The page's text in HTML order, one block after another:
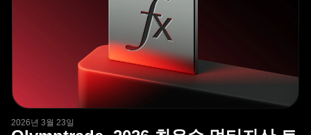
2026년 3월 23일